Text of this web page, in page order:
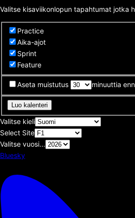
Valitse kisaviikonlopun tapahtumat jotka
Practice
Aika-ajot
Sprint
Feature
Aseta muistutus minuuttia
Luo kalenteri
Valitse kieli
Select Site
Valitse vuosi...
Bluesky